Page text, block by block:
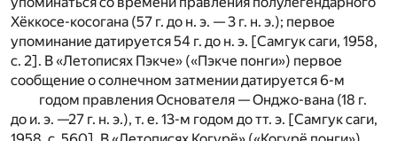
Хёккосе-косогана (57 г. до н. э. — 3 г. н. э.); первое
упоминание датирует­ся 54 г. до н. э. [Самгук саги, 1958,
с. 2]. В «Летописях Пэкче» («Пэкче понги») первое
сообщение о сол­нечном затмении датируется 6-м
годом правления Основателя — Онджо-вана (18 г.
до и. э. —27 г. н. э.), т. е. 13-м годом до тт. э. [Самгук саги,